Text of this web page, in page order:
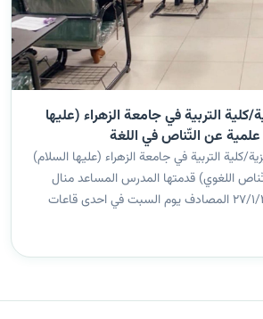
كلية التربية في جامعة الزهراء (عليها
عن التّناص في اللغة
كلية التربية في جامعة الزهراء (عليها السلام)
اللغوي) قدمتها المدرس المساعد منال
المسعودي بتاريخ ٢٧/١/٢٠٢٤ المصادف يوم السبت في احدى قاعات
الورشة شرح وافي عن الموضوع اعلاه